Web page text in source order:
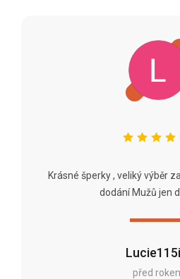
před
Krásné šperky , veliký výběr
dodání Mužů jen